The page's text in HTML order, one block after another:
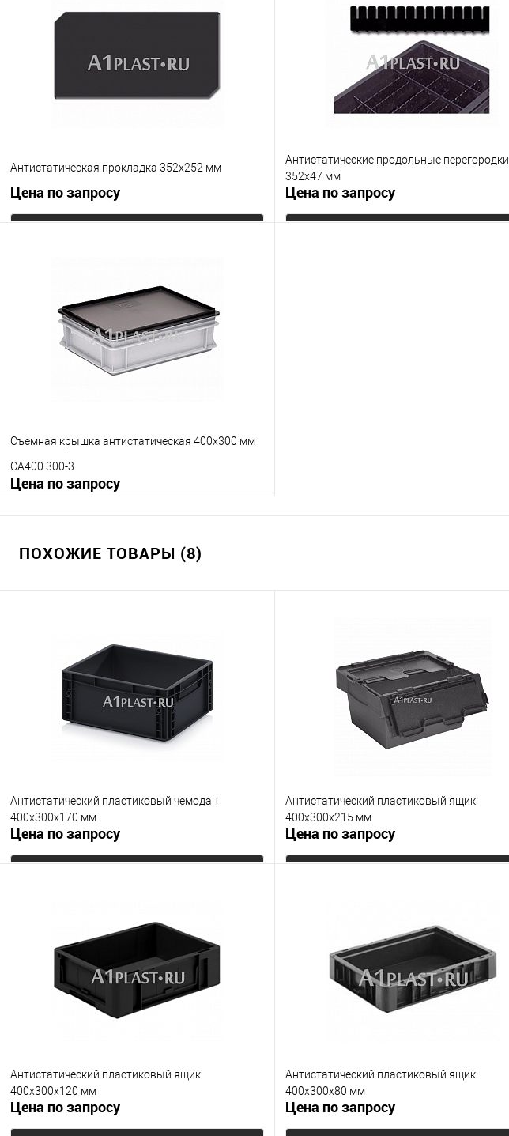
Антистатическая прокладка 352х252 мм
Цена по запросу
В избранное
Под заказ
Антистатические продольные перегородки
352х47 мм
Цена по запросу
Съемная крышка антистатическая 400х300 мм
CA400.300-3
Цена по запросу
с крючками с петлями
ПОХОЖИЕ ТОВАРЫ (8)
Антистатический пластиковый чемодан
400х300х170 мм
Цена по запросу
В избранное
Под заказ
Антистатический пластиковый ящик
400х300х215 мм
Цена по запросу
В избранное
Под заказ
Антистатический пластиковый ящик
400х300х120 мм
Цена по запросу
Антистатический пластиковый ящик
400х300х80 мм
Цена по запросу